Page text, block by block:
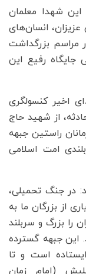
شهدا معلمان
انسان‌های
مراسم بزرگداشت
جایگاه رفیع این
اخیر کنسولگری
از شهید حاج
راستین جبهه
امت اسلامی
در جنگ تحمیلی،
از بزرگان ما به
را بزرگ و سربلند
این جبهه گسترده
است و تا
(امام زمان